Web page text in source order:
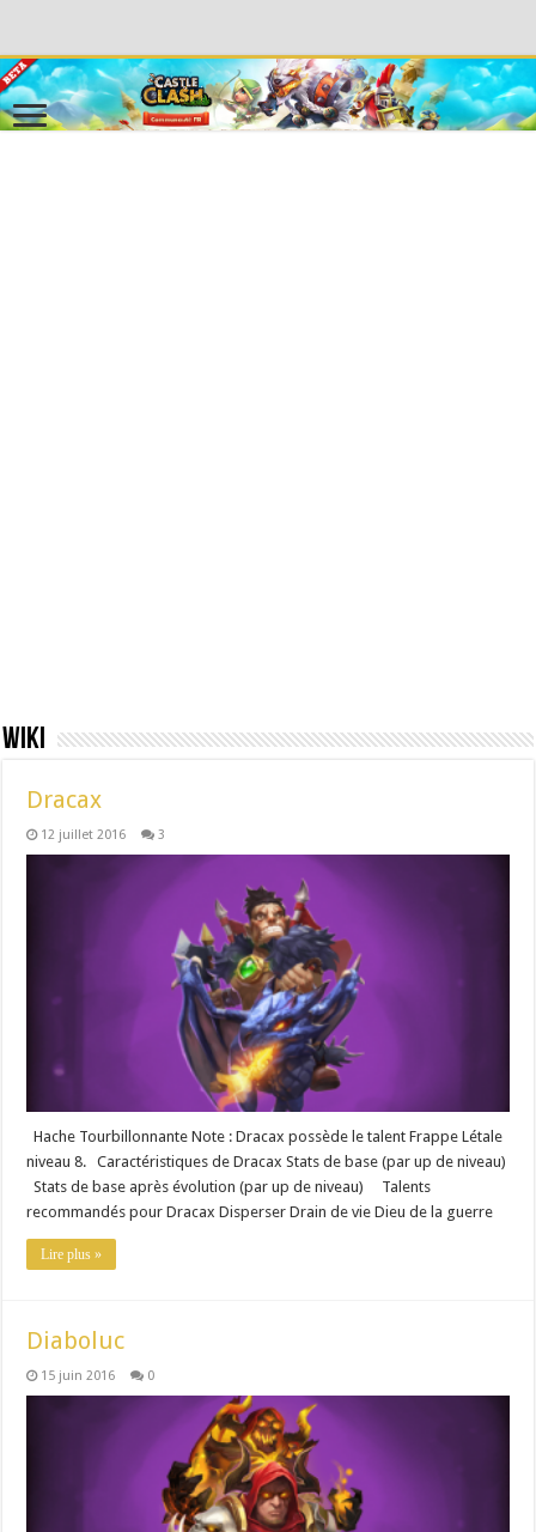
Wiki
Dracax
12 juillet 2016 3
Hache Tourbillonnante Note : Dracax possède le talent Frappe Létale
niveau 8. Caractéristiques de Dracax Stats de base (par up de niveau)
Stats de base après évolution (par up de niveau) Talents
recommandés pour Dracax Disperser Drain de vie Dieu de la guerre
Lire plus »
Diaboluc
15 juin 2016 0